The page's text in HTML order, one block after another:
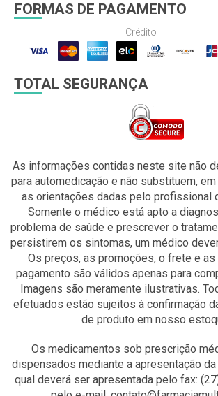
FORMAS DE PAGAMENTO
Crédito
TOTAL SEGURANÇA
As informações contidas neste site não
para automedicação e não substituem,
as orientações dadas pelo profissional
Somente o médico está apto a
problema de saúde e prescrever o
persistirem os sintomas, um médico
Os preços, as promoções, o frete e
pagamento são válidos apenas para
Imagens são meramente ilustrativas.
efetuados estão sujeitos à confirmação
de produto em nosso
Os medicamentos sob prescrição
dispensados mediante a apresentação
qual deverá ser apresentada pelo fax: